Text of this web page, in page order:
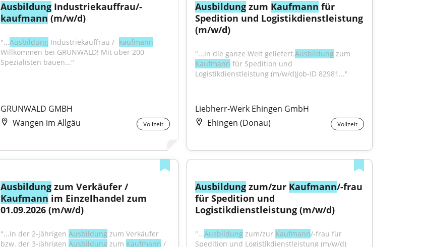
Ausbildung Industriekauffrau/-
kaufmann (m/w/d)
"...Ausbildung Industriekauffrau / -kaufmann
Willkommen bei GRUNWALD! Mit über 200
Spezialisten bauen..."
GRUNWALD GMBH
Wangen im Allgäu
Vollzeit
Ausbildung zum Kaufmann für
Spedition und Logistikdienstleistung
(m/w/d)
"...in die ganze Welt geliefert.Ausbildung
Kaufmann für Spedition und
Logistikdienstleistung (m/w/d)Job-ID 82981..."
Liebherr-Werk Ehingen GmbH
Ehingen (Donau)
Vollzeit
Ausbildung
zum Verkäufer /
Kaufmann im Einzelhandel zum
01.09.2026 (m/w/d)
"...In der 2-jährigen Ausbildung zum Verkäufer
bzw. der 3-jährigen Ausbildung zum Kaufmann /
Ausbildung zum/zur Kaufmann/-frau
für Spedition und
Logistikdienstleistung (m/w/d)
"...Ausbildung zum/zur Kaufmann/-frau für
Spedition und Logistikdienstleistung (m/w/d)